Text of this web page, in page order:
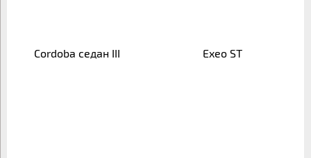
Cordoba седан III Exeo ST